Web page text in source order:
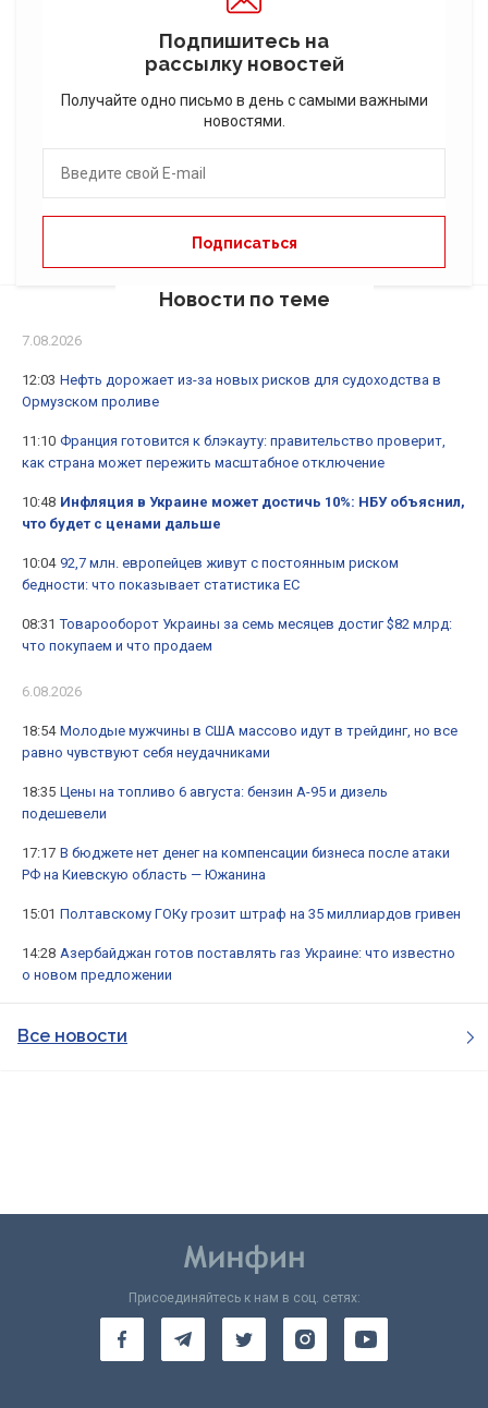
Подпишитесь на
рассылку новостей
Получайте одно письмо в день с самыми важными
новостями.
Новости по теме
7.08.2026
12:03 Нефть дорожает из-за новых рисков для судоходства в
Ормузском проливе
11:10 Франция готовится к блэкауту: правительство проверит,
как страна может пережить масштабное отключение
10:48 Инфляция в Украине может достичь 10%: НБУ объяснил,
что будет с ценами дальше
10:04 92,7 млн. европейцев живут с постоянным риском
бедности: что показывает статистика ЕС
08:31 Товарооборот Украины за семь месяцев достиг $82 млрд:
что покупаем и что продаем
6.08.2026
18:54 Молодые мужчины в США массово идут в трейдинг, но все
равно чувствуют себя неудачниками
18:35 Цены на топливо 6 августа: бензин А-95 и дизель
подешевели
17:17 В бюджете нет денег на компенсации бизнеса после атаки
РФ на Киевскую область — Южанина
15:01 Полтавскому ГОКу грозит штраф на 35 миллиардов гривен
14:28 Азербайджан готов поставлять газ Украине: что известно
о новом предложении
Все новости
Присоединяйтесь к нам в соц. сетях: